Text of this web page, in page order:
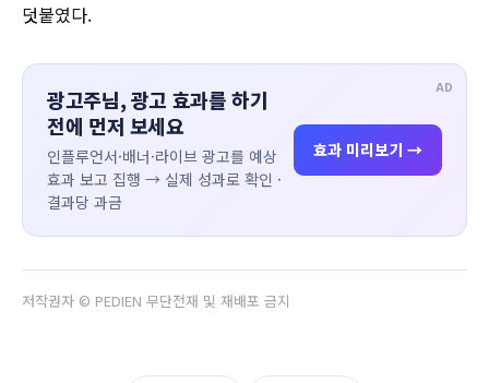
덧붙였다.
AD
광고주님, 광고 효과를 하기
전에 먼저 보세요
인플루언서·배너·라이브 광고를 예상
효과 보고 집행 → 실제 성과로 확인 ·
결과당 과금
효과 미리보기 →
저작권자 © PEDIEN 무단전재 및 재배포 금지